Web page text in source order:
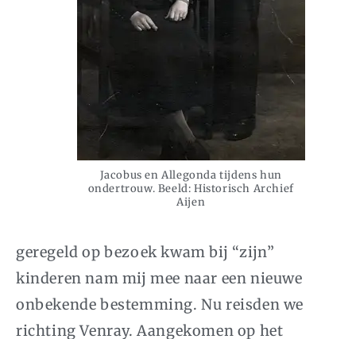
Jacobus en Allegonda tijdens hun
ondertrouw. Beeld: Historisch Archief
Aijen
geregeld op bezoek kwam bij “zijn”
kinderen nam mij mee naar een nieuwe
onbekende bestemming. Nu reisden we
richting Venray. Aangekomen op het